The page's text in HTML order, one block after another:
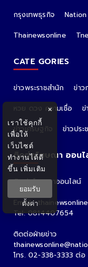
กรุงเทพธุรกิจ
Nation
Thainewsonline
CATE GORIES
ข่าวพระราชสำนัก ข่าว
หวย ดวง ความเชื่อ
ข่
ข่าวเศรษฐกิจ
ข่าวปร
ติดต่อโฆษณา ออนไ
ติดต่อโฆษณาออนไลน์
คุณอ้อ
Email :
Tel: 0814407654
ติดต่อฝ่ายข่าว
โทร. 02-338-3333 ต่อ
×
เราใช้คุกกี้
เพื่อให้
เว็บไซต์
ทำงานได้ดี
ขึ้น เพิ่มเติม
ยอมรับ
ตั้งค่า